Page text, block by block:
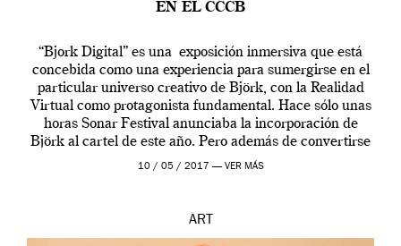
EN EL CCCB
“Bjork Digital” es una exposición inmersiva que está
concebida como una experiencia para sumergirse en el
particular universo creativo de Björk, con la Realidad
Virtual como protagonista fundamental. Hace sólo unas
horas Sonar Festival anunciaba la incorporación de
Björk al cartel de este año. Pero además de convertirse
en una de las actuaciones más relevantes […]
10 / 05 / 2017 — VER MÁS
ART